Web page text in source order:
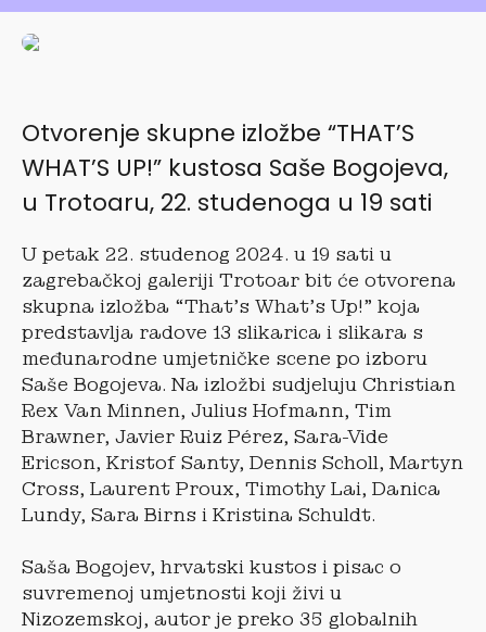
Otvorenje skupne izložbe “THAT’S
WHAT’S UP!” kustosa Saše Bogojeva,
u Trotoaru, 22. studenoga u 19 sati
U petak 22. studenog 2024. u 19 sati u
zagrebačkoj galeriji Trotoar bit će otvorena
skupna izložba “That’s What’s Up!” koja
predstavlja radove 13 slikarica i slikara s
međunarodne umjetničke scene po izboru
Saše Bogojeva. Na izložbi sudjeluju Christian
Rex Van Minnen, Julius Hofmann, Tim
Brawner, Javier Ruiz Pérez, Sara-Vide
Ericson, Kristof Santy, Dennis Scholl, Martyn
Cross, Laurent Proux, Timothy Lai, Danica
Lundy, Sara Birns i Kristina Schuldt.
Saša Bogojev, hrvatski kustos i pisac o
suvremenoj umjetnosti koji živi u
Nizozemskoj, autor je preko 35 globalnih